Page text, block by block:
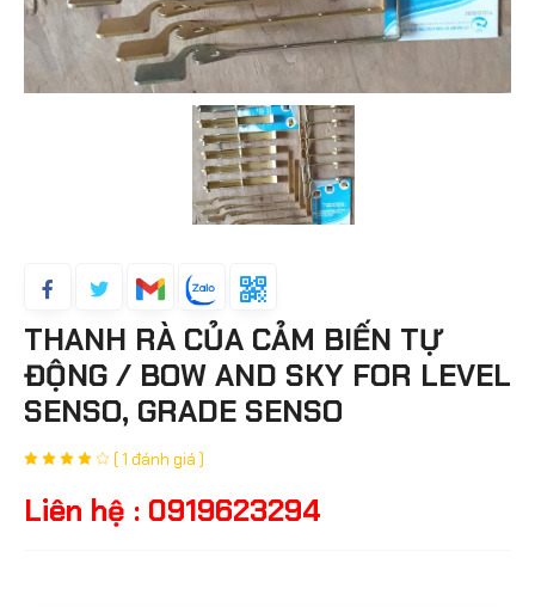
THANH RÀ CỦA CẢM BIẾN TỰ
ĐỘNG / BOW AND SKY FOR LEVEL
SENSO, GRADE SENSO
( 1 đánh giá )
Liên hệ : 0919623294